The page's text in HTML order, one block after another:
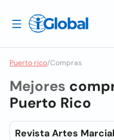
Puerto rico/Compras
Mejores
Puerto Rico
Revista Artes